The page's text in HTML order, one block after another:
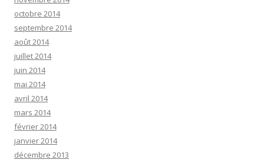
octobre 2014
septembre 2014
août 2014
juillet 2014
juin 2014
mai 2014
avril 2014
mars 2014
février 2014
janvier 2014
décembre 2013